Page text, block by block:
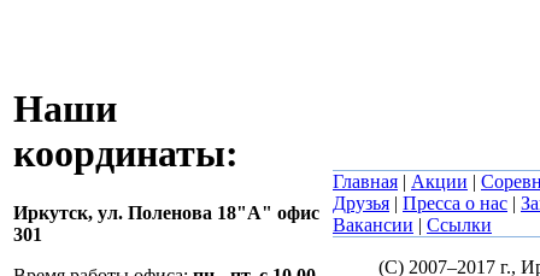
Наши
координаты:
Иркутск, ул. Поленова 18"А" офис
301
Главная | Акции |
Друзья | Пресса о нас |
Вакансии | Ссылки
(C) 2007–2017 г.,